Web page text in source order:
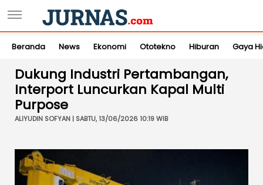
Beranda News Ekonomi Ototekno Hiburan Gaya
Dukung Industri Pertambangan,
Interport Luncurkan Kapal Multi
Purpose
ALIYUDIN SOFYAN | SABTU, 13/06/2026 10:19 WIB